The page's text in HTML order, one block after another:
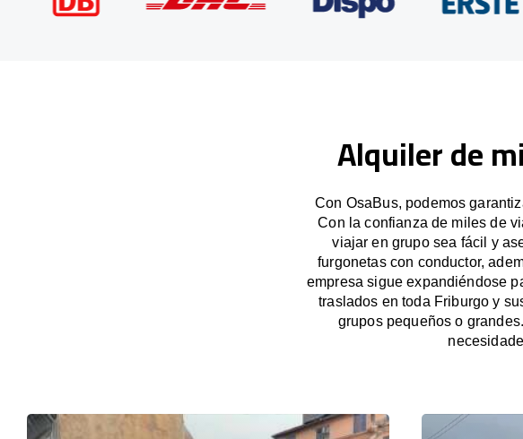
Alquiler de
Con OsaBus, podemos
Con la confianza de miles de
viajar en grupo sea fácil y
furgonetas con conductor,
empresa sigue expandiéndose
traslados en toda Friburgo y
grupos pequeños o